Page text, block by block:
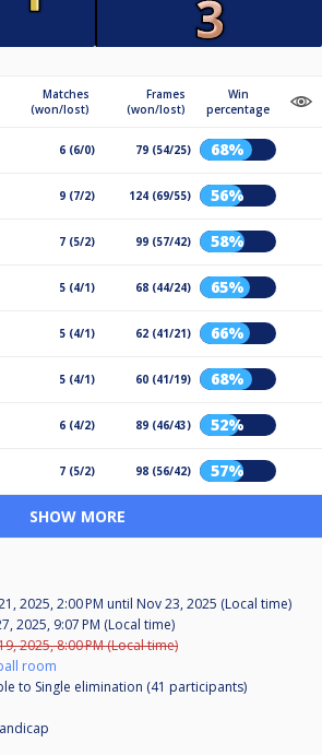
Matches
(won/lost)
Frames
(won/lost)
Win
percentage
6 (6/0) 79 (54/25) 68%
9 (7/2) 124 (69/55) 56%
7 (5/2) 99 (57/42) 58%
5 (4/1) 68 (44/24) 65%
5 (4/1) 62 (41/21) 66%
5 (4/1) 60 (41/19) 68%
6 (4/2) 89 (46/43) 52%
7 (5/2) 98 (56/42) 57%
SHOW MORE
2025, 2:00 PM until Nov 23, 2025 (Local time)
2025, 9:07 PM (Local time)
2025, 8:00 PM (Local time)
room
to Single elimination (41 participants)